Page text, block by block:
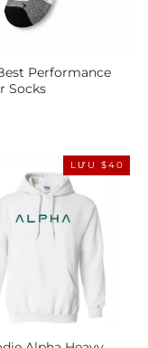
Performance
Socks
LƯU $40